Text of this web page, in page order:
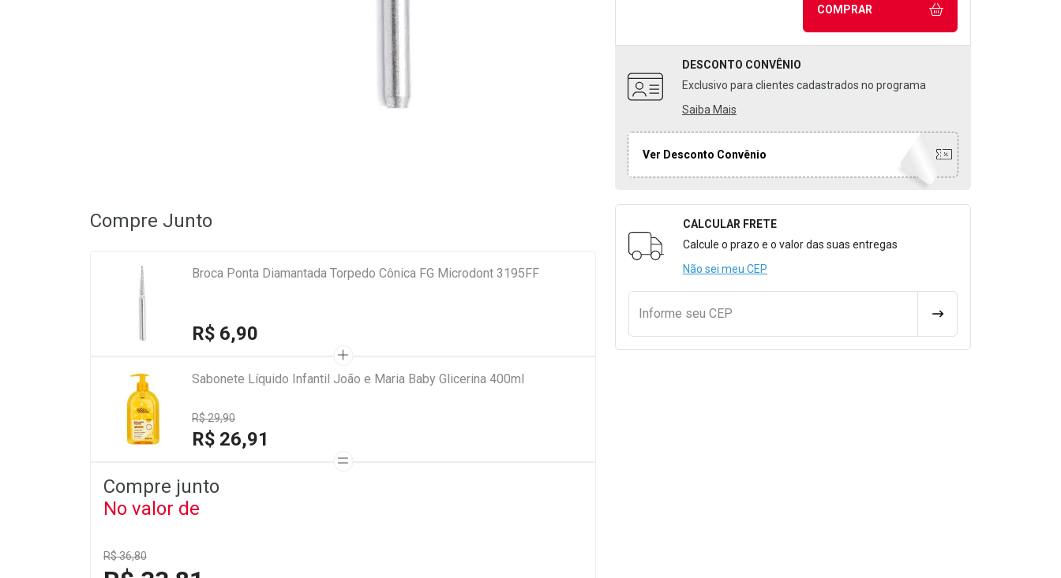
COMPRAR
DESCONTO CONVÊNIO
Exclusivo para clientes cadastrados no programa
Saiba Mais
Ver Desconto Convênio
Formulário para Calcular o Frete
CALCULAR FRETE
Calcule o prazo e o valor das suas entregas
Não sei meu CEP
Informe seu CEP CALCULAR FRETE
Compre Junto
Broca Ponta Diamantada Torpedo Cônica FG Microdont 3195FF
R$ 6,90
Sabonete Líquido Infantil João e Maria Baby Glicerina 400ml
R$ 29,90
R$ 26,91
Compre junto
No valor de
R$ 36,80